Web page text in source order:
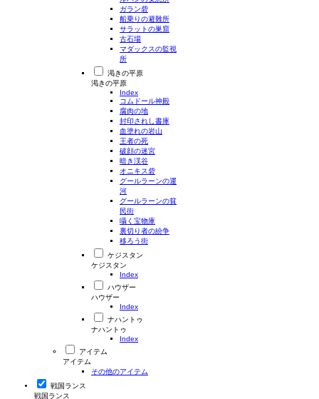
ガラン砦
船乗りの避難所
サラットの巣窟
古石場
マダックスの監視
所
渇きの平原
渇きの平原
Index
コムドール神殿
腐肉の地
封印されし書庫
血塗れの岩山
王者の死
破顔の迷宮
暗き渓谷
オニキス砦
グールラーンの運
河
グールラーンの貧
民街
囁く宝物庫
裏切り者の紛争
移ろう街
ケジスタン
ケジスタン
Index
ハウザー
ハウザー
Index
ナハントゥ
ナハントゥ
Index
アイテム
アイテム
その他のアイテム
戦国ランス
戦国ランス